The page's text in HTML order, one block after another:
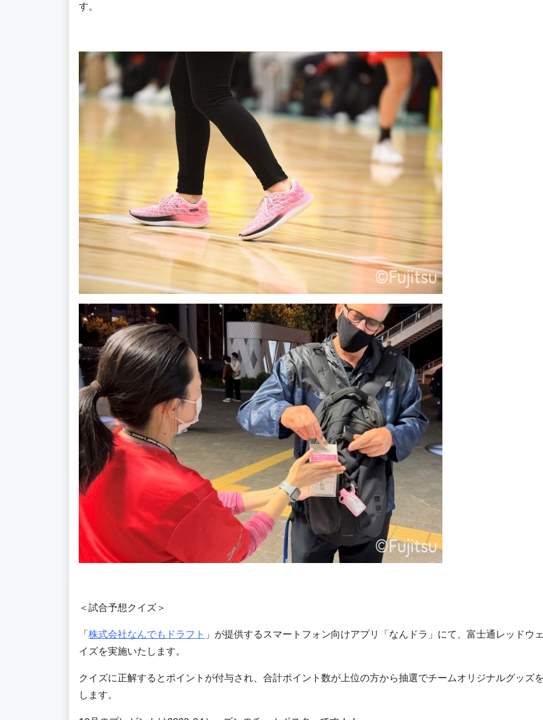
す。
＜試合予想クイズ＞
「 株式会社なんでもドラフト 」が提供するスマートフォン向けアプリ「なんドラ」にて、富士通レッドウ
イズを実施いたします。
クイズに正解するとポイントが付与され、合計ポイント数が上位の方から抽選でチームオリジナルグッズ
します。